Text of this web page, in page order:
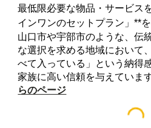
最低限必要な物品・サービス
インワンのセットプラン」**
山口市や宇部市のような、伝
な選択を求める地域において
べて入っている」という納得
家族に高い信頼を与えていま
らのページ